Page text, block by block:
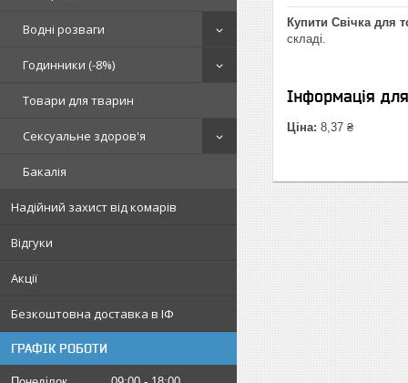
Водні розваги
Годинники (-8%)
Товари для тварин
Сексуальне здоров'я
Бакалія
Надійний захист від комарів
Відгуки
Акції
Безкоштовна доставка в ІФ
ГРАФІК РОБОТИ
Купити Свічка для
складі.
Інформація
Ціна: 8,37 ₴